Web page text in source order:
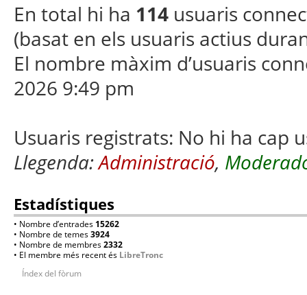
En total hi ha 114 usuaris
(basat en els usuaris actius
El nombre màxim d’usuaris
2026 9:49 pm
Usuaris registrats: No hi ha cap
Llegenda:Administració,
Estadístiques
• Nombre d’entrades 15262
• Nombre de temes3924
• Nombre de membres2332
• El membre més recent és LibreTronc
Índex del fòrum